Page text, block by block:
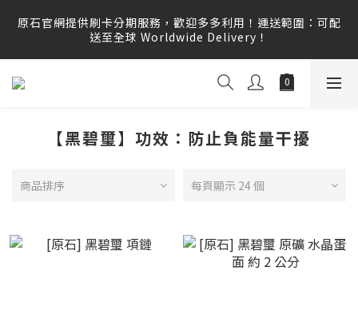
原石官網提供刷卡分期服務，歡迎多多利用！運送範圍：可配
送至全球 Worldwide Delivery！
原石官網提供刷卡分期服務，歡迎多多利用！運送範圍：可配
送至全球 Worldwide Delivery！
原石官網不會主動寄信要求顧客提供任何訂單資訊、補運費差
額或付款，請勿點選任何不明連結，若有任何疑慮可撥打165
原石官網提供刷卡分期服務，歡迎多多利用！運送範圍：可配
【黑碧璽】功效：防止負能量干擾
商品排序 每頁顯示 24 個